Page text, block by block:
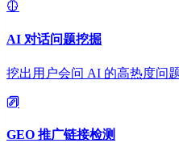
AI 对话问题挖掘
挖出用户会问 AI 的高热度问
GEO 推广链接检测